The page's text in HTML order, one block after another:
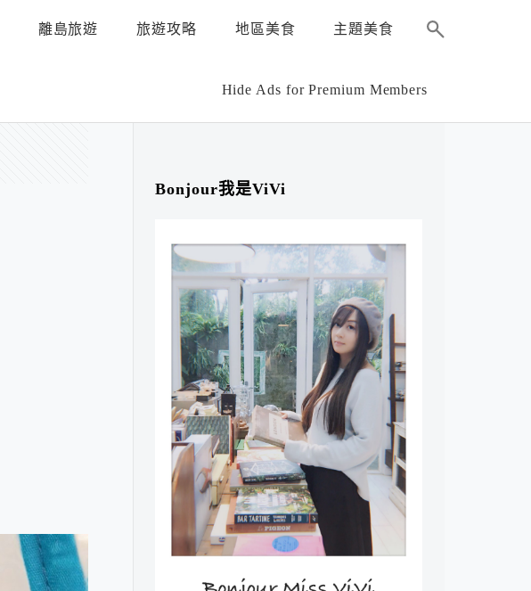
離島旅遊 旅遊攻略 地區美食 主題美食
Hide Ads for Premium Members
Bonjour我是ViVi